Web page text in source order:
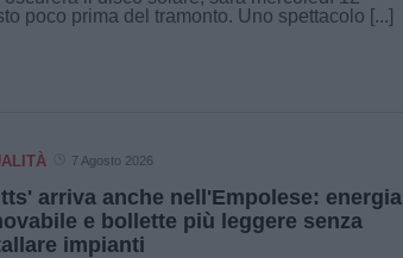
poco prima del tramonto. Uno spettacolo [...]
7 Agosto 2026
arriva anche nell'Empolese: energia
e bollette più leggere senza
impianti